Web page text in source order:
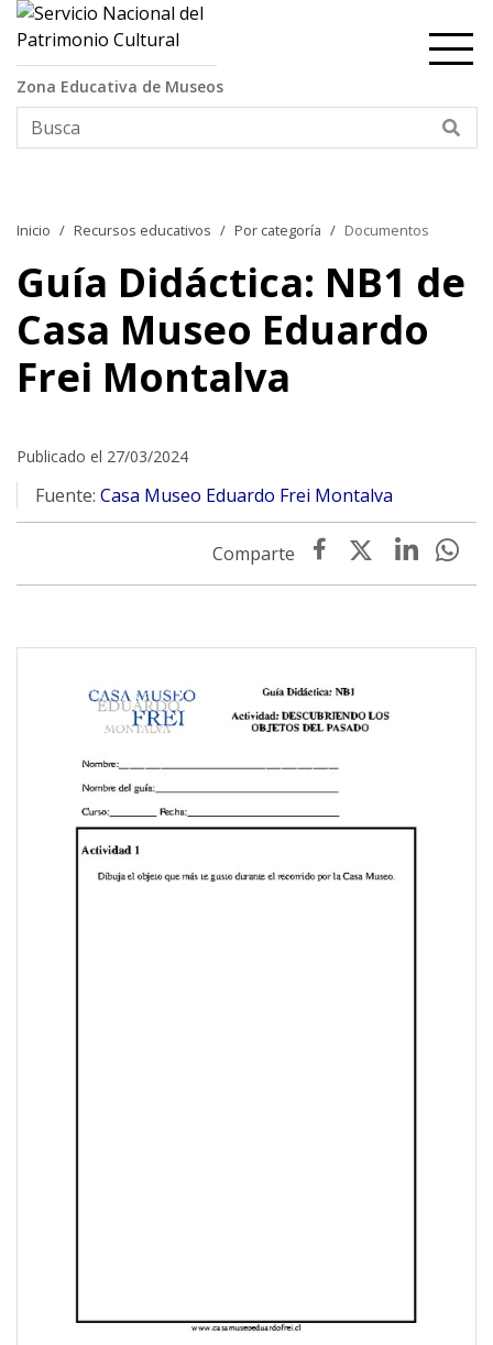
Contenido principal
Zona Educativa de Museos
Inicio Recursos educativos Por categoría Documentos
Guía Didáctica: NB1 de
Casa Museo Eduardo
Frei Montalva
Publicado el 27/03/2024
Fuente: Casa Museo Eduardo Frei Montalva